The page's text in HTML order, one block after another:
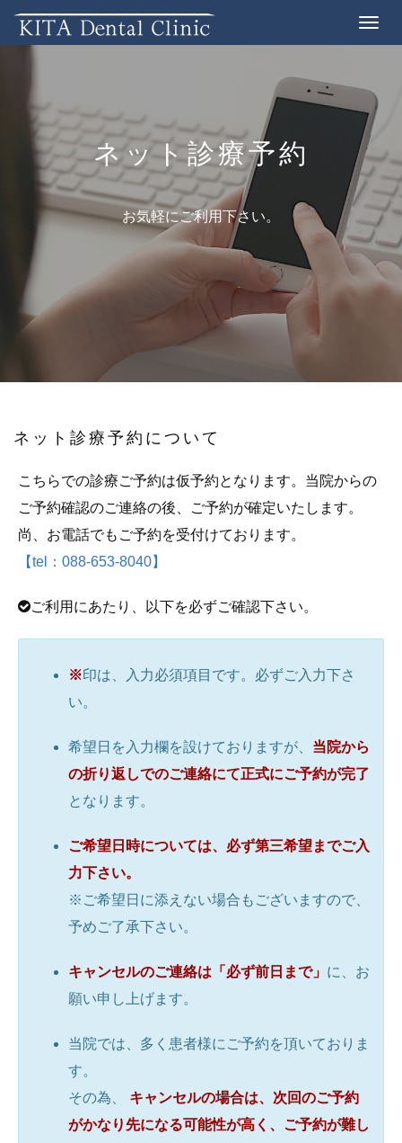
Toggle
ネット診療予約
お気軽にご利用下さい。
ネット診療予約について
こちらでの診療ご予約は仮予約となります。当院からの
ご予約確認のご連絡の後、ご予約が確定いたします。
尚、お電話でもご予約を受付けております。
【tel：088-653-8040】
ご利用にあたり、以下を必ずご確認下さい。
※印は、入力必須項目です。必ずご入力下さ
い。
希望日を入力欄を設けておりますが、 当院から
の折り返しでのご連絡にて正式にご予約が完了
となります。
ご希望日時については、必ず第三希望までご入
力下さい。
※ご希望日に添えない場合もございますので、
予めご了承下さい。
キャンセルのご連絡は「必ず前日まで」 に、お
願い申し上げます。
当院では、多く患者様にご予約を頂いておりま
す。
その為、 キャンセルの場合は、次回のご予約
がかなり先になる可能性が高く、ご予約が難し